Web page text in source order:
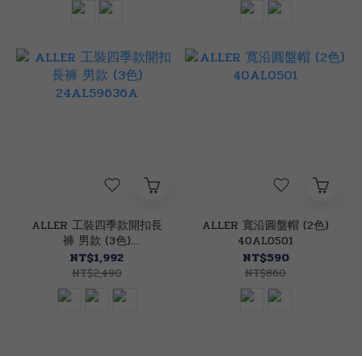
ALLER 工裝四季款開扣長
褲 男款 (3色)
24AL59636A
NT$1,992
NT$2,490
ALLER 寬沿圓盤帽 (2色)
40AL0501
NT$590
NT$860